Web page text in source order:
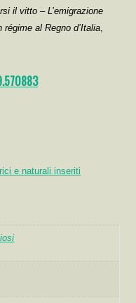
il vitto – L’emigrazione
régime al Regno d’Italia
e naturali inseriti